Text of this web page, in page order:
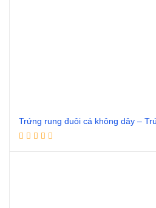
Trứng rung đuôi cá không dây –